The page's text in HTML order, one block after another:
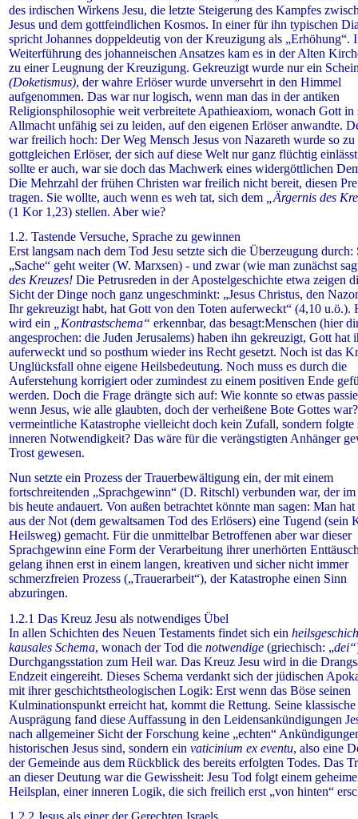
des irdischen Wirkens Jesu, die letzte Steigerung des Kampfes
Jesus und dem gottfeindlichen Kosmos. In einer für ihn typischen
spricht Johannes doppeldeutig von der Kreuzigung als „Erhöhung“.
Weiterführung des johanneischen Ansatzes kam es in der Alten
zu einer Leugnung der Kreuzigung. Gekreuzigt wurde nur ein
(Doketismus), der wahre Erlöser wurde unversehrt in den Himmel
aufgenommen. Das war nur logisch, wenn man das in der antiken
Religionsphilosophie weit verbreitete Apathieaxiom, wonach Gott in
Allmacht unfähig sei zu leiden, auf den eigenen Erlöser anwandte.
war freilich hoch: Der Weg Mensch Jesus von Nazareth wurde so zu
gottgleichen Erlöser, der sich auf diese Welt nur ganz flüchtig
sollte er auch, war sie doch das Machwerk eines widergöttlichen
Die Mehrzahl der frühen Christen war freilich nicht bereit, diesen
tragen. Sie wollte, auch wenn es weh tat, sich dem
„Ärgernis des
(1 Kor 1,23) stellen. Aber wie?
1.2. Tastende Versuche, Sprache zu gewinnen
Erst langsam nach dem Tod Jesu setzte sich die Über­zeu­gung durch:
„Sache“ geht weiter (W. Marxsen) - und zwar (wie man zunächst
des Kreuzes! Die Petrusreden in der Apostelgeschichte etwa zeigen
Sicht der Dinge noch ganz ungeschminkt: „Jesus Christus, den
Ihr gekreuzigt habt, hat Gott von den Toten auferweckt“ (4,10 u.ö.).
wird ein
„Kontrastschema“ erkennbar, das besagt:Menschen (hier
angesprochen: die Juden Jerusalems) haben ihn gekreuzigt, Gott hat
auferweckt und so posthum wieder ins Recht gesetzt. Noch ist das
Unglücksfall ohne eigene Heilsbedeutung. Noch muss es durch die
Auferstehung korrigiert oder zumindest zu einem positiven Ende
werden. Doch die Frage drängte sich auf: Wie konnte so etwas
wenn Jesus, wie alle glaubten, doch der verheißene Bote Gottes
vermeintliche Katastrophe vielleicht doch kein Zufall, sondern folgte
inneren Notwendigkeit? Das wäre für die verängstigten Anhänger
Trost gewesen.
Nun setzte ein Prozess der Trauerbewältigung ein, der mit einem
fortschreitenden „Sprachgewinn“ (D. Ritschl) verbunden war, der
bis heute andauert. Von außen betrachtet könnte man sagen: Man hat
aus der Not (dem gewaltsamen Tod des Erlösers) eine Tugend (sein
Heilsweg) gemacht. Für die unmittelbar Betroffenen aber war dieser
Sprachgewinn eine Form der Verarbeitung ihrer unerhörten
gelang ihnen erst in einem langen, kreativen und sicher nicht immer
schmerzfreien Prozess („Trauerarbeit“), der Katastrophe einen Sinn
abzuringen.
1.2.1 Das Kreuz Jesu als notwendiges Übel
In allen Schichten des Neuen Testaments findet sich ein
kausales Schema, wonach der Tod die notwendige (griechisch: „dei“
Durchgangsstation zum Heil war. Das Kreuz Jesu wird in die
Endzeit eingereiht. Dieses Schema verdankt sich der jüdischen
mit ihrer geschichtstheologischen Logik: Erst wenn das Böse seinen
Kulminationspunkt erreicht hat, kommt die Rettung. Seine klassische
Ausprägung fand diese Auffassung in den Leidensankündigungen
nach allgemeiner Sicht der Forschung keine „echten“
historischen Jesus sind, sondern ein vaticinium ex eventu, also eine
der Gemeinde aus dem Rückblick des bereits erfolgten Todes. Das
an dieser Deutung war die Gewissheit: Jesu Tod folgt einem
Heilsplan, einer inneren Logik, die sich freilich erst „von hinten“
1.2.2 Jesus als einer der Gerechten Israels